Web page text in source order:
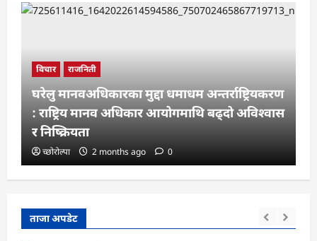
विचार राजनिती
घरेलु मानवअधिकारका मुद्दा धमाधम अन्तर्राष्ट्रियकरण
: राष्ट्रिय मानव अधिकार आयोगमाथि बढ्दो अविश्वास
र निष्क्रियता
च्छोरोल्पा 2 months ago 0
ताजा अपडेट